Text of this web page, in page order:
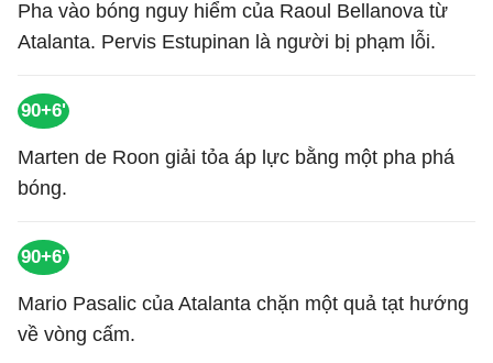
Pha vào bóng nguy hiểm của Raoul Bellanova từ
Atalanta. Pervis Estupinan là người bị phạm lỗi.
90+6'
Marten de Roon giải tỏa áp lực bằng một pha phá
bóng.
90+6'
Mario Pasalic của Atalanta chặn một quả tạt hướng
về vòng cấm.